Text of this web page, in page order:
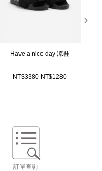
Have a nice day 涼鞋
NT$3380 NT$1280
訂單查詢